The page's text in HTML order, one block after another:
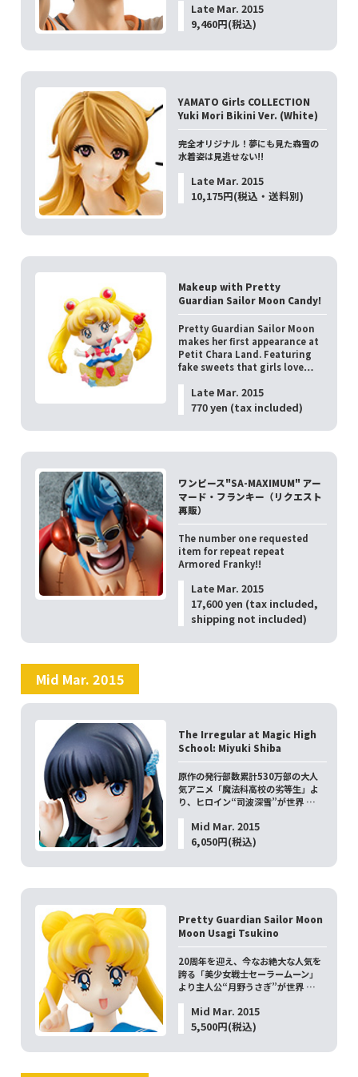
Late Mar. 2015
9,460円(税込)
YAMATO Girls COLLECTION
Yuki Mori Bikini Ver. (White)
完全オリジナル！夢にも見た森雪の
水着姿は見逃せない!!
Late Mar. 2015
10,175円(税込・送料別)
Makeup with Pretty
Guardian Sailor Moon Candy!
Pretty Guardian Sailor Moon
makes her first appearance at
Petit Chara Land. Featuring
fake sweets that girls love…
Late Mar. 2015
770 yen (tax included)
ワンピース"SA-MAXIMUM" アー
マード・フランキー（リクエスト
再販）
The number one requested
item for repeat repeat
Armored Franky!!
Late Mar. 2015
17,600 yen (tax included,
shipping not included)
Mid Mar. 2015
The Irregular at Magic High
School: Miyuki Shiba
原作の発行部数累計530万部の大人
気アニメ「魔法科高校の劣等生」よ
り、ヒロイン“司波深雪”が世界 …
Mid Mar. 2015
6,050円(税込)
Pretty Guardian Sailor Moon
Moon Usagi Tsukino
20周年を迎え、今なお絶大な人気を
誇る「美少女戦士セーラームーン」
より主人公“月野うさぎ”が世界 …
Mid Mar. 2015
5,500円(税込)